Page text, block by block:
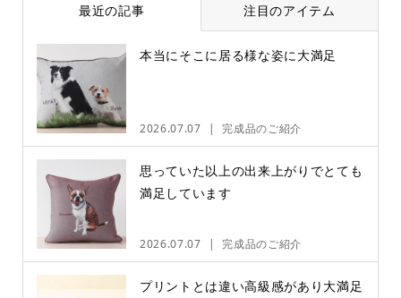
最近の記事 注目のアイテム
本当にそこに居る様な姿に大満足
2026.07.07 完成品のご紹介
思っていた以上の出来上がりでとても
満足しています
2026.07.07 完成品のご紹介
プリントとは違い高級感があり大満足